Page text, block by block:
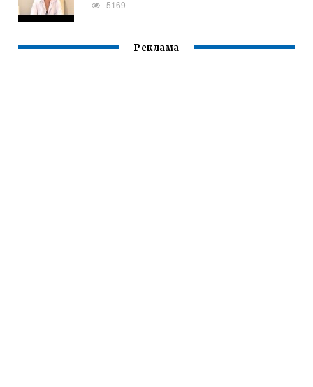
5169
Реклама